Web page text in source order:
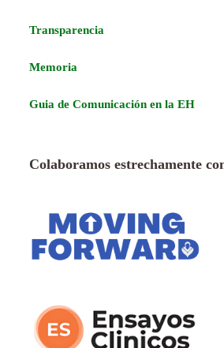
Transparencia
Memoria
Guia de Comunicación en la EH
Colaboramos estrechamente